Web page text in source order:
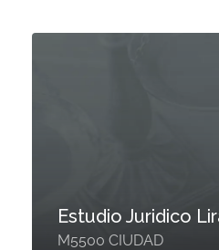
Estudio Juridico
M5500 CIUDAD